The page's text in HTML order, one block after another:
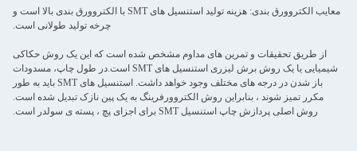
معایب الکتروورق بندی: هزینه تولید استنسیل های SMT با الکتروورق بندی بالا است و
چرخه تولید طولانی است.
از طریق تحقیقات و تمرین های مداوم مشخص شده است که این یک روش حکاکی
شیمیایی یا یک روش برش لیزری استنسیل های SMT است.در طول چاپ، مسدودات
باز شدن در درجه های مختلف وجود خواهد داشت. استنسیل های SMT باید به طور
مکرر تمیز شوند ، بنابراین روش الکتروورفرینگ به یک پین نازک تبدیل شده است.
روش اصلی پردازش چاپ استنسیل SMT برای اجزای پچ ، پسته ی سولدر است.